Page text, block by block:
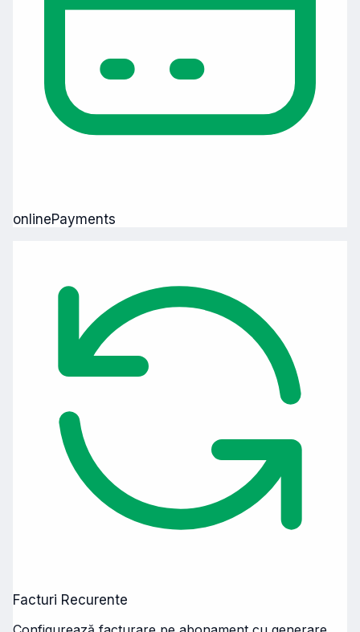
onlinePayments
Facturi Recurente